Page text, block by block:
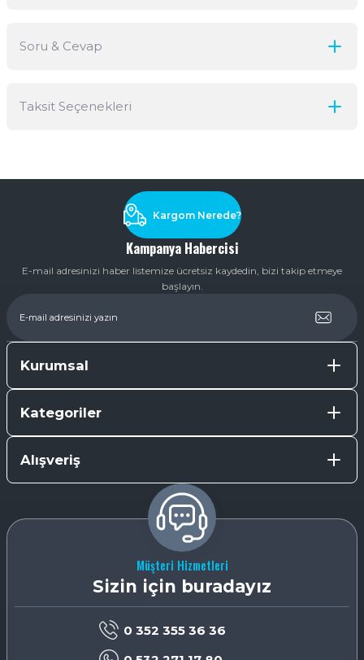
Soru & Cevap
Taksit Seçenekleri
Kampanya Habercisi
E-mail adresinizi haber listemize ücretsiz kaydedin, bizi takip etmeye
başlayın.
Kargom Nerede?
Kurumsal
Kategoriler
Alışveriş
Müşteri Hizmetleri
Sizin için buradayız
0 352 355 36 36